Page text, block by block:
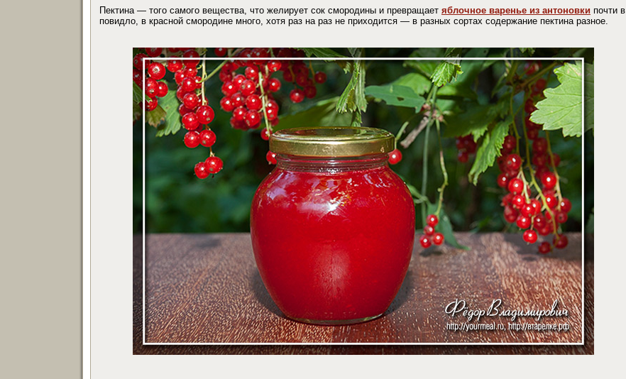
Пектина — того самого вещества, что желирует сок смородины и превращает яблочное варенье из антоновки почти в
повидло, в красной смородине много, хотя раз на раз не приходится — в разных сортах содержание пектина разное.